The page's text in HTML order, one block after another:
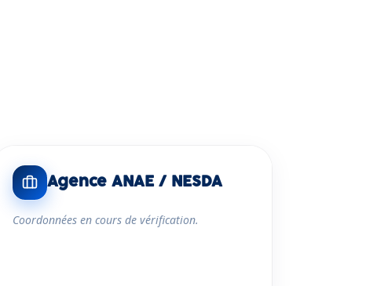
Agence ANAE / NESDA
Coordonnées en cours de vérification.